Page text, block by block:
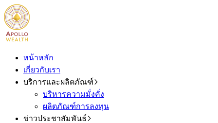
หน้าหลัก
เกี่ยวกับเรา
บริการและผลิตภัณฑ์
บริหารความมั่งคั่ง
ผลิตภัณฑ์การลงทุน
ข่าวประชาสัมพันธ์